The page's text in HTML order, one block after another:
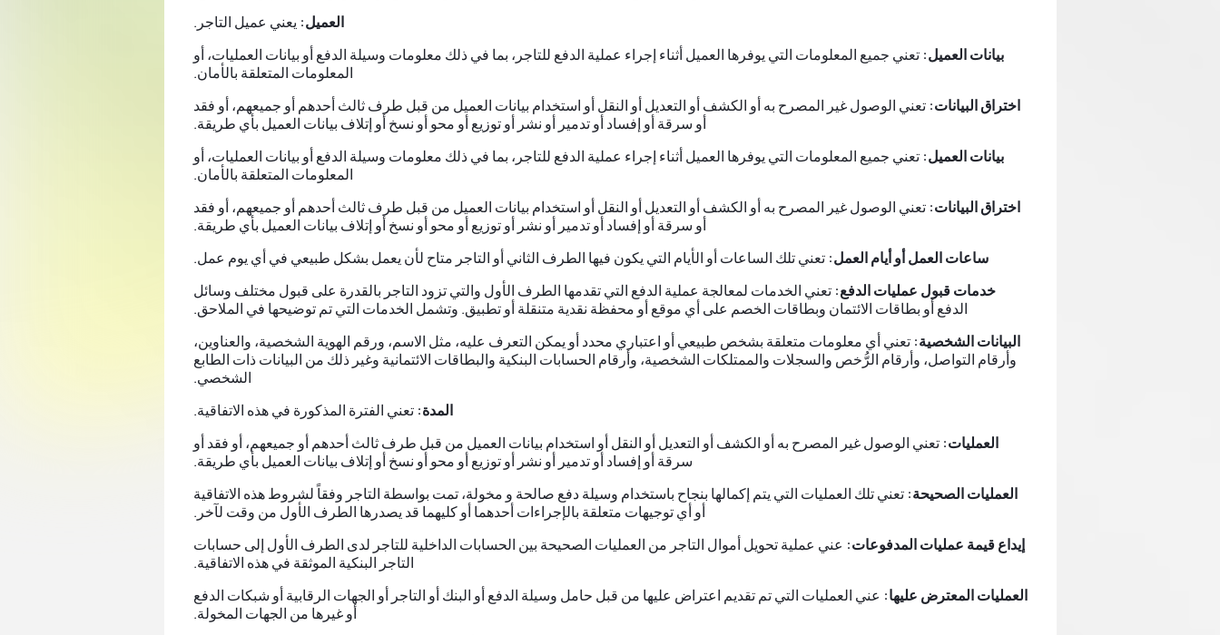
العميل: يعني عميل التاجر.
بيانات العميل:تعني جميع المعلومات التي يوفرها العميل أثناء إجراء عملية الدفع للتاجر، بما في ذلك معلومات وسيلة الدفع أو بيانات العمليات، أو
المعلومات المتعلقة بالأمان.
اختراق البيانات: تعني الوصول غير المصرح به أو الكشف أو التعديل أو النقل أو استخدام بيانات العميل من قبل طرف ثالث أحدهم أو جميعهم، أو فقد
أو سرقة أو إفساد أو تدمير أو نشر أو توزيع أو محو أو نسخ أو إتلاف بيانات العميل بأي طريقة.
بيانات العميل:تعني جميع المعلومات التي يوفرها العميل أثناء إجراء عملية الدفع للتاجر، بما في ذلك معلومات وسيلة الدفع أو بيانات العمليات، أو
المعلومات المتعلقة بالأمان.
اختراق البيانات:تعني الوصول غير المصرح به أو الكشف أو التعديل أو النقل أو استخدام بيانات العميل من قبل طرف ثالث أحدهم أو جميعهم، أو فقد
أو سرقة أو إفساد أو تدمير أو نشر أو توزيع أو محو أو نسخ أو إتلاف بيانات العميل بأي طريقة.
ساعات العمل أو أيام العمل:تعني تلك الساعات أو الأيام التي يكون فيها الطرف الثاني أو التاجر متاح لأن يعمل بشكل طبيعي في أي يوم عمل.
خدمات قبول عمليات الدفع: تعني الخدمات لمعالجة عملية الدفع التي تقدمها الطرف الأول والتي تزود التاجر بالقدرة على قبول مختلف وسائل
الدفع أو بطاقات الائتمان وبطاقات الخصم على أي موقع أو محفظة نقدية متنقلة أو تطبيق. وتشمل الخدمات التي تم توضيحها في الملاحق.
البيانات الشخصية:تعني أي معلومات متعلقة بشخص طبيعي أو اعتباري محدد أو يمكن التعرف عليه، مثل الاسم، ورقم الهوية الشخصية، والعناوين،
وأرقام التواصل، وأرقام الرُّخص والسجلات والممتلكات الشخصية، وأرقام الحسابات البنكية والبطاقات الائتمانية وغير ذلك من البيانات ذات الطابع
الشخصي.
المدة: تعني الفترة المذكورة في هذه الاتفاقية.
العمليات:تعني الوصول غير المصرح به أو الكشف أو التعديل أو النقل أو استخدام بيانات العميل من قبل طرف ثالث أحدهم أو جميعهم، أو فقد أو
سرقة أو إفساد أو تدمير أو نشر أو توزيع أو محو أو نسخ أو إتلاف بيانات العميل بأي طريقة.
العمليات الصحيحة:تعني تلك العمليات التي يتم إكمالها بنجاح باستخدام وسيلة دفع صالحة و مخولة، تمت بواسطة التاجر وفقاً لشروط هذه الاتفاقية
أو أي توجيهات متعلقة بالإجراءات أحدهما أو كليهما قد يصدرها الطرف الأول من وقت لآخر.
إيداع قيمة عمليات المدفوعات: عني عملية تحويل أموال التاجر من العمليات الصحيحة بين الحسابات الداخلية للتاجر لدى الطرف الأول إلى حسابات
التاجر البنكية الموثقة في هذه الاتفاقية.
العمليات المعترض عليها: عني العمليات التي تم تقديم اعتراض عليها من قبل حامل وسيلة الدفع أو البنك أو التاجر أو الجهات الرقابية أو شبكات الدفع
أو غيرها من الجهات المخولة.